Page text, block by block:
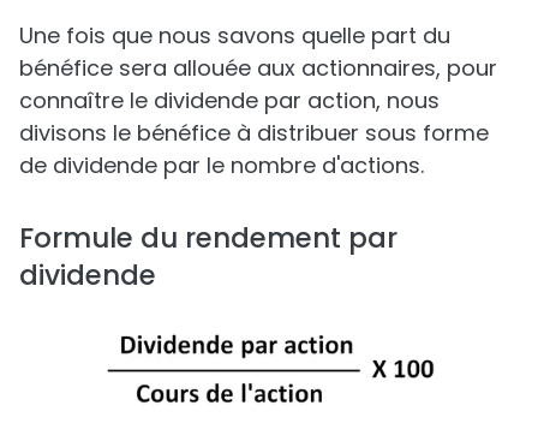
Une fois que nous savons quelle part du
bénéfice sera allouée aux actionnaires, pour
connaître le dividende par action, nous
divisons le bénéfice à distribuer sous forme
de dividende par le nombre d'actions.
Formule du rendement par
dividende